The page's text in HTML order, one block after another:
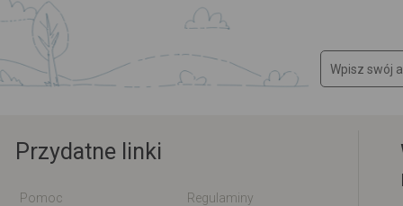
Przydatne linki
Pomoc
Regulaminy